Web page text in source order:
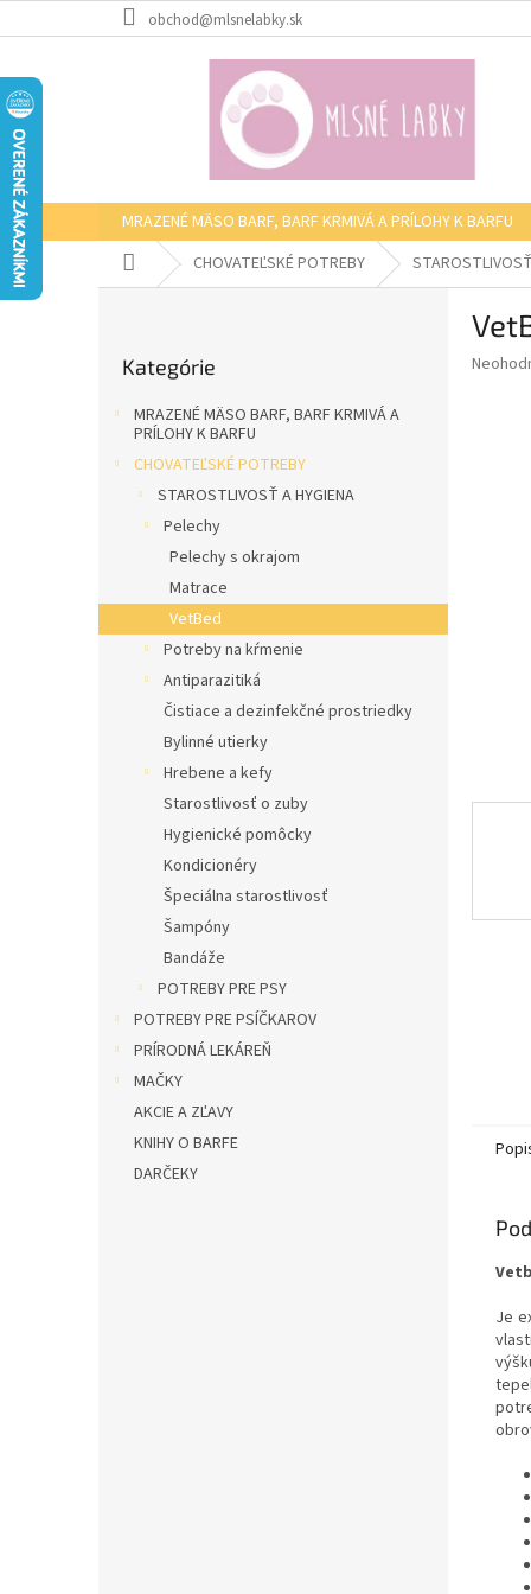
na
obchod@mlsnelabky.sk
MRAZENÉ MÄSO BARF, BARF KRMIVÁ A PRÍLOHY K BARFU
Domov CHOVATEĽSKÉ POTREBY
kategórie
Kategórie
MRAZENÉ MÄSO BARF, BARF KRMIVÁ A
PRÍLOHY K BARFU
CHOVATEĽSKÉ POTREBY
STAROSTLIVOSŤ A HYGIENA
Pelechy
Pelechy s okrajom
Matrace
VetBed
Potreby na kŕmenie
Antiparazitiká
Čistiace a dezinfekčné prostriedky
Bylinné utierky
Hrebene a kefy
Starostlivosť o zuby
Hygienické pomôcky
Kondicionéry
Špeciálna starostlivosť
Šampóny
Bandáže
POTREBY PRE PSY
POTREBY PRE PSÍČKAROV
PRÍRODNÁ LEKÁREŇ
MAČKY
AKCIE A ZĽAVY
KNIHY O BARFE
DARČEKY
Je